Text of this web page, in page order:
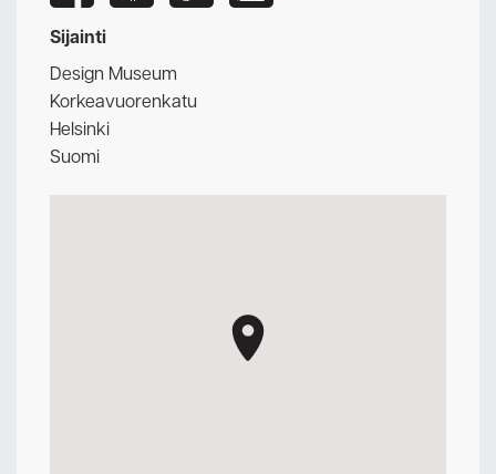
Sijainti
Design Museum
Korkeavuorenkatu
Helsinki
Suomi